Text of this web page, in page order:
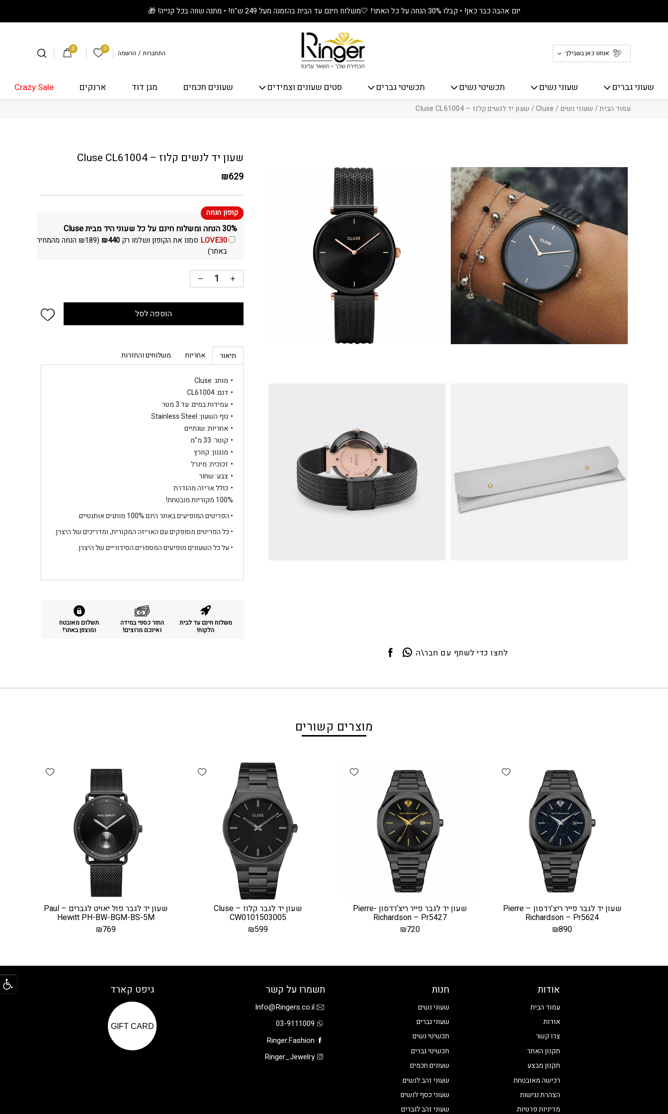
יום אהבה כבר כאן! • קבלו 30% הנחה על כל האתר! 🤍 משלוח חינם עד הבית בהזמנה מעל 249 ש"ח! • מתנה שווה בכל קנייה! 🎁
אנחנו כאן בשבילך 0 0 הרשימה שלי התחברות / הרשמה
שעוני גברים שעוני נשים תכשיטי נשים תכשיטי גברים סטים שעונים וצמידים שעונים חכמים מגן דוד ארנקים Crazy Sale
עמוד הבית/ שעוני נשים/
Cluse/ שעון יד לנשים קלוז – Cluse CL61004
שעון יד לנשים קלוז – Cluse CL61004
₪629
30% הנחה ומשלוח חינם על כל שעוני היד מבית Cluse
LOVE30 סמנו את הקופון ושלמו רק ₪440
(
₪189
הנחה מהמחיר
באתר)
הוספה לסל wishlist
תיאור אחריות משלוחים והחזרות
מותג: Cluse
דגם: CL61004
עמידות במים: עד 3 מטר
גוף השעון: Stainless Steel
אחריות: שנתיים
קוטר: 33 מ”מ
מנגנון: קוורץ
זכוכית: מינרל
צבע: שחור
כולל אריזה מהודרת
100% מקוריות מובטחת!
• הפריטים המופיעים באתר הינם 100% מותגים אותנטיים.
• כל הפריטים מסופקים עם האריזה המקורית, ומדריכים של היצרן.
• על כל השעונים מופיעים המספרים הסידוריים של היצרן.
משלוח חינם עד לבית
הלקוח!
החזר כספי במידה
ואינכם מרוצים!
תשלום מאובטח
ומוצפן באתר!
לחצו כדי לשתף עם חבר\ה
מוצרים קשורים
Add wishlist
שעון יד לגבר פייר ריצ’רדסון – Pierre
Richardson – Pr5624
₪890
Add wishlist
שעון יד לגבר פייר ריצ’רדסון -Pierre
Richardson – Pr5427
₪720
Add wishlist
שעון יד לגבר קלוז – Cluse
CW0101503005
₪599
Add wishlist
שעון יד לגבר פול יאויט לגברים – Paul
Hewitt PH-BW-BGM-BS-5M
₪769
אודות
עמוד הבית
אודות
צרו קשר
תקנון האתר
תקנון מבצע
רכישה מאובטחת
הצהרת נגישות
מדיניות פרטיות
חנות
שעוני נשים
שעוני גברים
תכשיטי נשים
תכשיטי גברים
שעונים חכמים
שעוני זהב לנשים
שעוני כסף לנשים
שעוני זהב לגברים
תשמרו על קשר
Info@Ringers.co.il
03-9111009
Ringer.Fashion
Ringer_Jewelry
גיפט קארד
GIFT CARD